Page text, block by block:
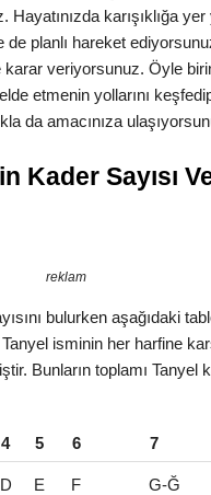
karışıklığa yer
de planlı hareket
karar veriyorsunuz. Öyle
etmenin yollarını
da amacınıza
Kader Sayısı
reklam
bulurken aşağıdaki
isminin her harfine
Bunların toplamı Tanyel
4 5 6 7
D E F G-Ğ